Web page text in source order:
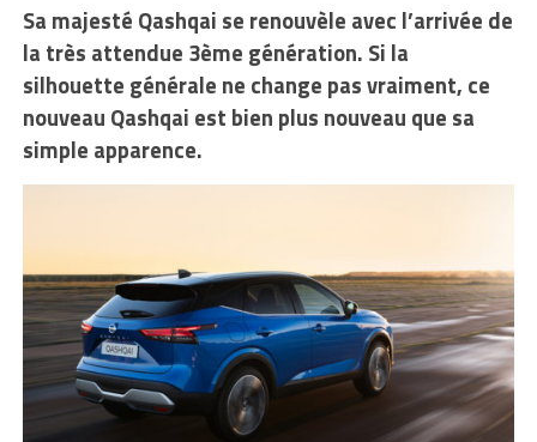
Sa majesté Qashqai se renouvèle avec l’arrivée de
la très attendue 3ème génération. Si la
silhouette générale ne change pas vraiment, ce
nouveau Qashqai est bien plus nouveau que sa
simple apparence.